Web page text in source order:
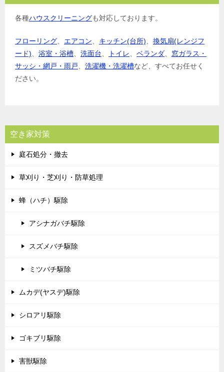
各種ハウスクリーニングも対応しております。
フローリング、 エアコン、 キッチン(台所)、 換気扇(レンジフ
ード)、 浴室・浴槽、 洗面台、 トイレ、 ベランダ、 窓ガラス・
サッシ・網戸・雨戸、 洗濯機・洗濯槽など、すべてお任せく
ださい。
空き家対策
庭石処分・撤去
草刈り・芝刈り・防草処理
蜂（ハチ）駆除
アシナガバチ駆除
スズメバチ駆除
ミツバチ駆除
ムカデ(ヤスデ)駆除
シロアリ駆除
ゴキブリ駆除
害獣駆除